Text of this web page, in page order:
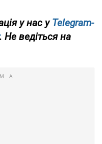
у нас уTelegram-
. Не ведіться на